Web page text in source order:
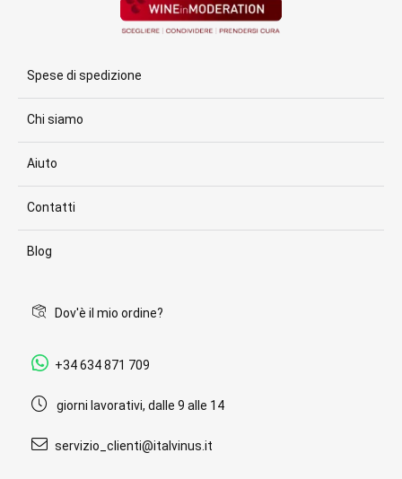
Spese di spedizione
Chi siamo
Aiuto
Contatti
Blog
Dov'è il mio ordine?
+34 634 871 709
giorni lavorativi, dalle 9 alle 14
servizio_clienti@italvinus.it